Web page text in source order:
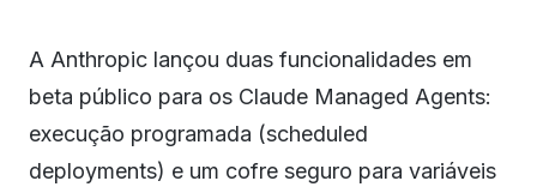
A Anthropic lançou duas funcionalidades em
beta público para os Claude Managed Agents:
execução programada (scheduled
deployments) e um cofre seguro para variáveis